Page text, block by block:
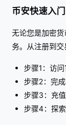
币安快速入门
无论您是加密
务。从注册到交
步骤1：访
步骤2：完
步骤3：充
步骤4：探